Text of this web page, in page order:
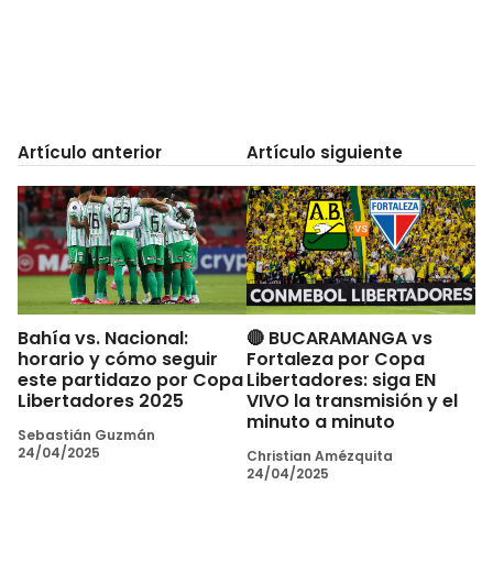
Artículo anterior
Bahía vs. Nacional:
horario y cómo seguir
este partidazo por Copa
Libertadores 2025
Sebastián Guzmán
24/04/2025
Artículo siguiente
🔴 BUCARAMANGA vs
Fortaleza por Copa
Libertadores: siga EN
VIVO la transmisión y el
minuto a minuto
Christian Amézquita
24/04/2025